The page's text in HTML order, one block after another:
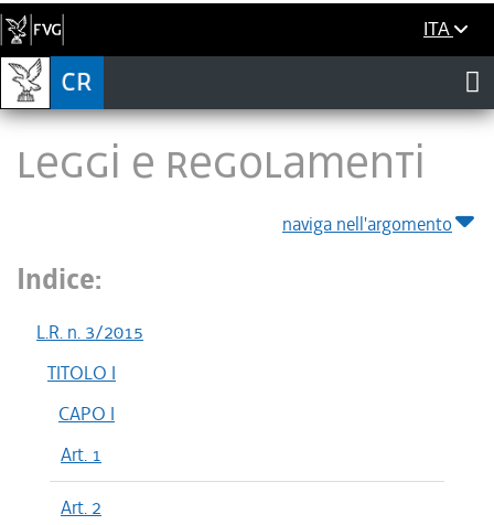
ITA
LEGGI E REGOLAMENTI
naviga nell'argomento
Indice:
L.R. n. 3/2015
TITOLO I
CAPO I
Art. 1
Art. 2